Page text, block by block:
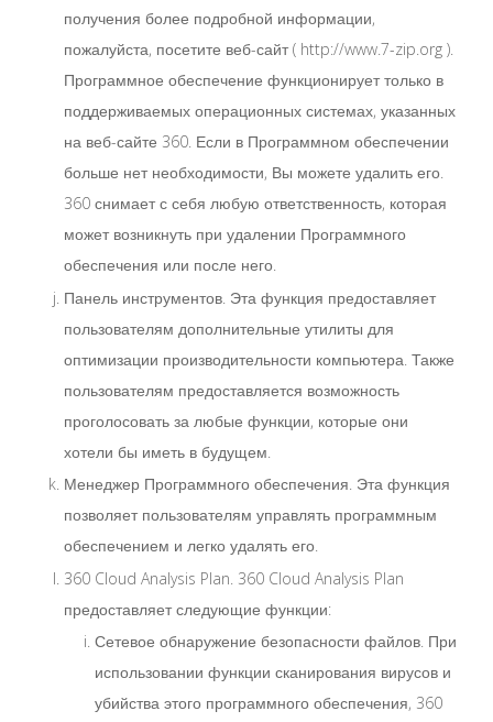
получения более подробной информации,
пожалуйста, посетите веб-сайт ( http://www.7-zip.org ).
Программное обеспечение функционирует только в
поддерживаемых операционных системах, указанных
на веб-сайте 360. Если в Программном обеспечении
больше нет необходимости, Вы можете удалить его.
360 снимает с себя любую ответственность, которая
может возникнуть при удалении Программного
обеспечения или после него.
Панель инструментов. Эта функция предоставляет
пользователям дополнительные утилиты для
оптимизации производительности компьютера. Также
пользователям предоставляется возможность
проголосовать за любые функции, которые они
хотели бы иметь в будущем.
Менеджер Программного обеспечения. Эта функция
позволяет пользователям управлять программным
обеспечением и легко удалять его.
360 Cloud Analysis Plan. 360 Cloud Analysis Plan
предоставляет следующие функции:
Сетевое обнаружение безопасности файлов. При
использовании функции сканирования вирусов и
убийства этого программного обеспечения, 360